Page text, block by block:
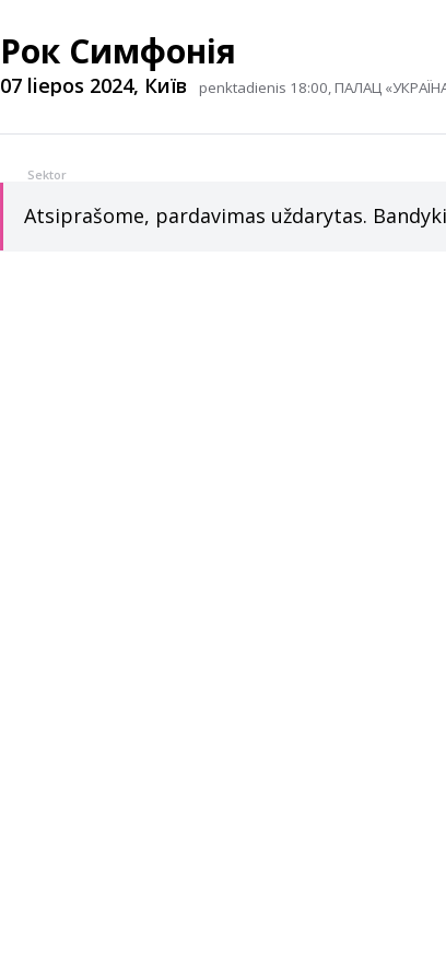
Рок Симфонія
07 liepos 2024, Київ penktadienis 18:00, ПАЛАЦ
Sektor
Atsiprašome, pardavimas uždarytas.